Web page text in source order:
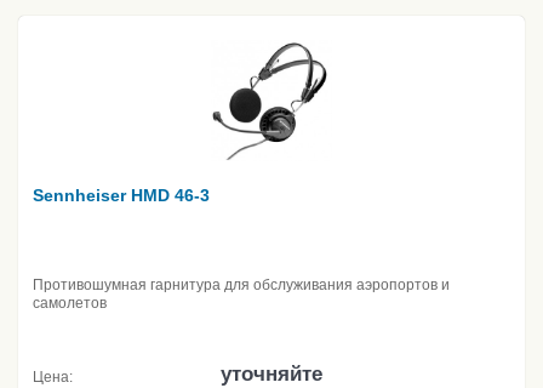
Sennheiser HMD 46-3
Противошумная гарнитура для обслуживания аэропортов и
самолетов
Цена: уточняйте